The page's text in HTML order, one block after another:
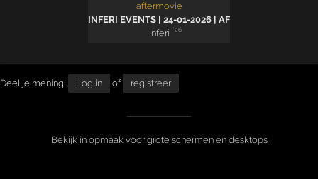
aftermovie
INFERI EVENTS | 24-01-2026 | AFTERMOVIE
Inferi
'26
Deel je mening! Log in of registreer
Bekijk in opmaak voor grote schermen en desktops